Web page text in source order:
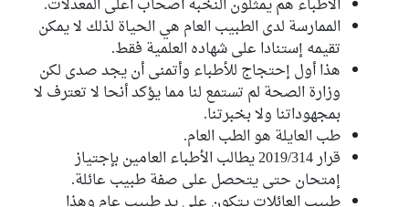
الممارسة لدى الطبيب العام هي الحياة لذلك لا يمكن
تقيمه إستنادا على شهاده العلمية فقط.
هذا أول إحتجاج للأطباء وأتمنى أن يجد صدى لكن
وزارة الصحة لم تستمع لنا مما يؤكد أنحا لا تعترف لا
بمجهوداتنا ولا بخبرتنا.
طب العايلة هو الطب العام.
قرار 2019/314 يطالب الأطباء العامين بإجتياز
إمتحان حتى يتحصل على صفة طبيب عائلة.